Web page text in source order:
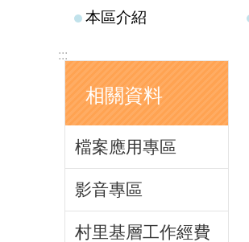
本區介紹
:::
相關資料
檔案應用專區
影音專區
村里基層工作經費